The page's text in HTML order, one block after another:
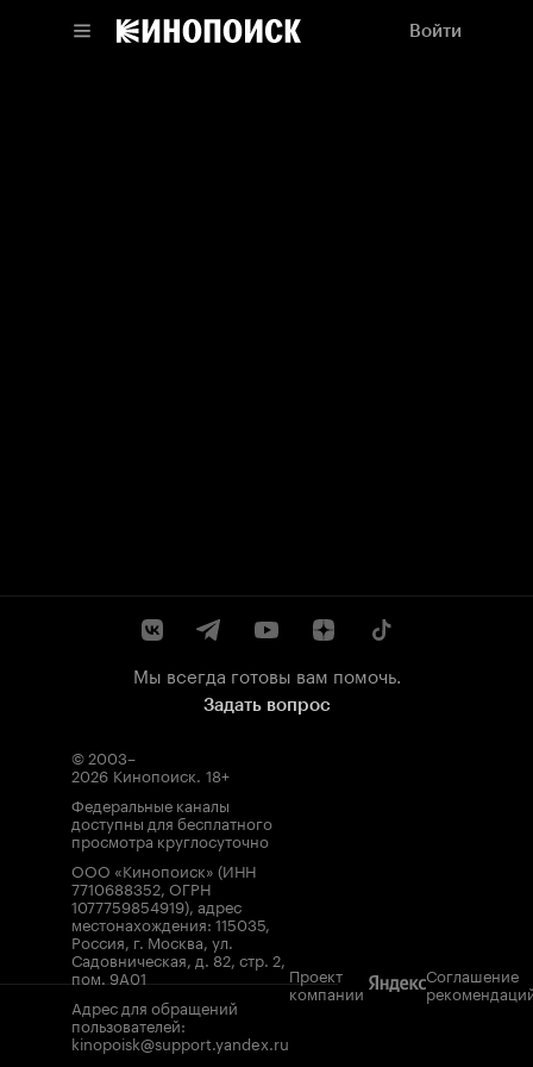
Войти
Мы всегда готовы вам помочь.
Задать вопрос
© 2003–
2026 Кинопоиск. 18+
Федеральные каналы
доступны для бесплатного
просмотра круглосуточно
ООО «Кинопоиск» (ИНН
7710688352, ОГРН
1077759854919), адрес
местонахождения: 115035,
Россия, г. Москва, ул.
Садовническая, д. 82, стр. 2,
пом. 9А01
Адрес для обращений
пользователей:
kinopoisk@support.yandex.ru
Проект
компании
Соглашение